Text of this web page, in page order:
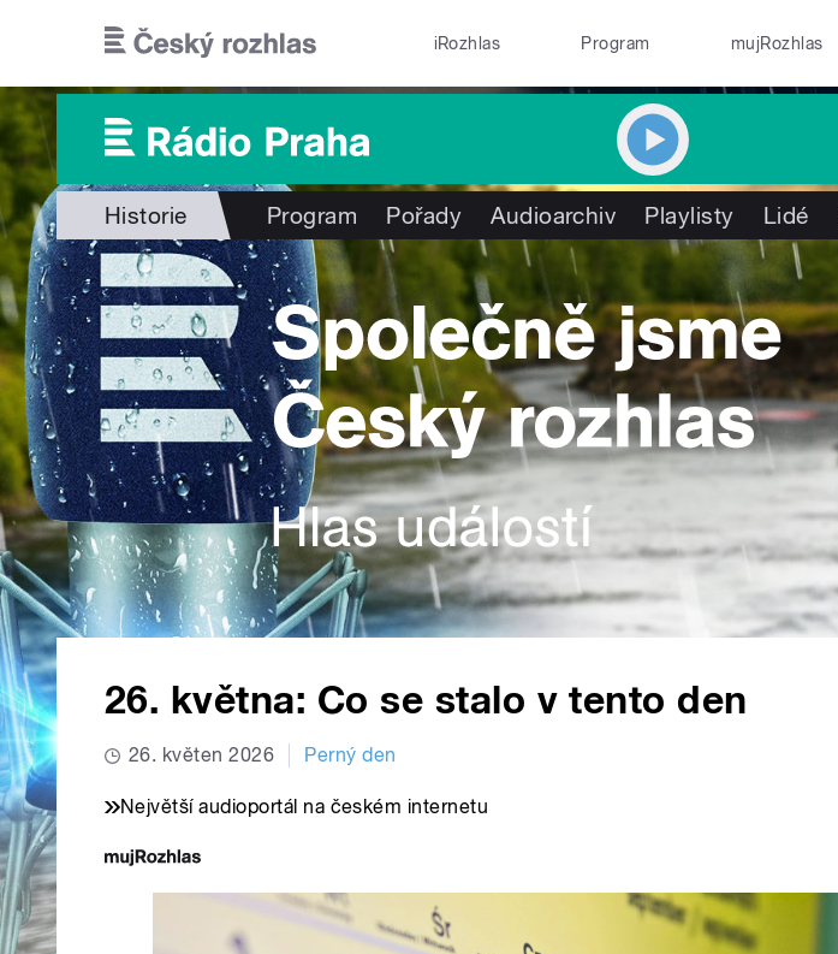
iRozhlas Program mujRozhlas
Historie Program Pořady Audioarchiv Playlisty Lidé
26. května: Co se stalo v tento den
26. květen 2026 Perný den
Největší audioportál na českém internetu